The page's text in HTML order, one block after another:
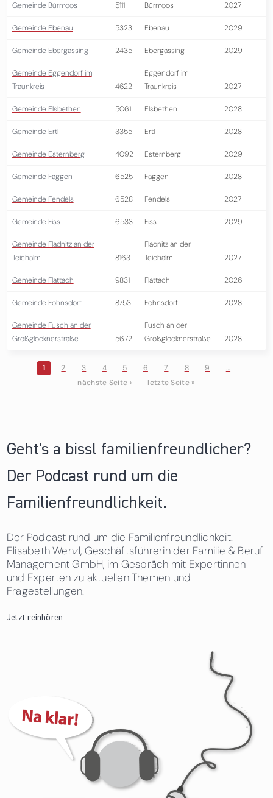
Gemeinde Bürmoos 5111 Bürmoos 2027
Gemeinde Ebenau 5323 Ebenau 2029
Gemeinde Ebergassing 2435 Ebergassing 2029
Gemeinde Eggendorf im
Traunkreis
4622
Eggendorf im
Traunkreis
2027
Gemeinde Elsbethen 5061 Elsbethen 2028
Gemeinde Ertl 3355 Ertl 2028
Gemeinde Esternberg 4092 Esternberg 2029
Gemeinde Faggen 6525 Faggen 2028
Gemeinde Fendels 6528 Fendels 2027
Gemeinde Fiss 6533 Fiss 2029
Gemeinde Fladnitz an der
Teichalm
8163
Fladnitz an der
Teichalm
2027
Gemeinde Flattach 9831 Flattach 2026
Gemeinde Fohnsdorf 8753 Fohnsdorf 2028
Gemeinde Fusch an der
Großglocknerstraße
5672
Fusch an der
Großglocknerstraße
2028
1 2 3 4 5 6 7 8 9
…
nächste Seite ›
letzte Seite »
Geht's a bissl familienfreundlicher?
Der Podcast rund um die
Familienfreundlichkeit.
Der Podcast rund um die Familienfreundlichkeit.
Elisabeth Wenzl, Geschäftsführerin der Familie & Beruf
Management GmbH, im Gespräch mit Expertinnen
und Experten zu aktuellen Themen und
Fragestellungen.
Jetzt reinhören